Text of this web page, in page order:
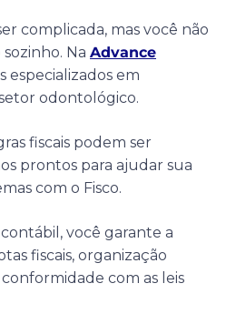
complicada, mas você não
Na Advance
especializados em
odontológico.
fiscais podem ser
prontos para ajudar sua
com o Fisco.
contábil, você garante a
fiscais, organização
com as leis